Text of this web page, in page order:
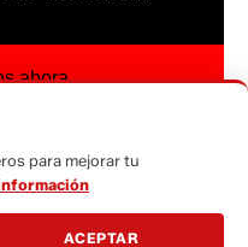
ahora
para mejorar tu
ACEPTAR